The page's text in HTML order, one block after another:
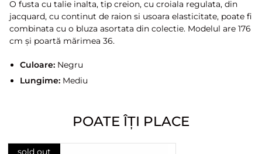
O fusta cu talie inalta, tip creion, cu croiala regulata, din
jacquard, cu continut de raion si usoara elasticitate, poate fi
combinata cu o bluza asortata din colectie. Modelul are 176
cm și poartă mărimea 36.
Culoare:Negru
Lungime:Mediu
POATE ÎȚI PLACE
sold out